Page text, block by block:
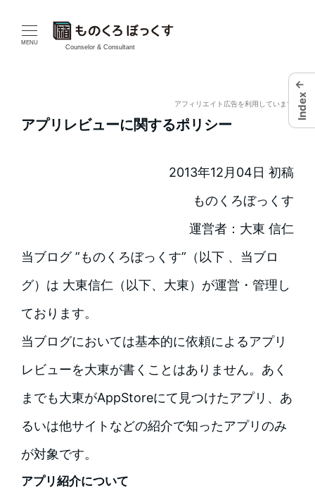
MENU
Counselor & Consultant
アフィリエイト広告を利用しています
アプリレビューに関するポリシー
2013年12月04日 初稿
ものくろぼっくす
運営者：大東 信仁
当ブログ ”ものくろぼっくす”（以下 、当ブロ
グ）は 大東信仁（以下、大東）が運営・管理し
ております。
当ブログにおいては基本的に依頼によるアプリ
レビューを大東が書くことはありません。あく
までも大東がAppStoreにて見つけたアプリ、あ
るいは他サイトなどの紹介で知ったアプリのみ
が対象です。
アプリ紹介について
←
Index